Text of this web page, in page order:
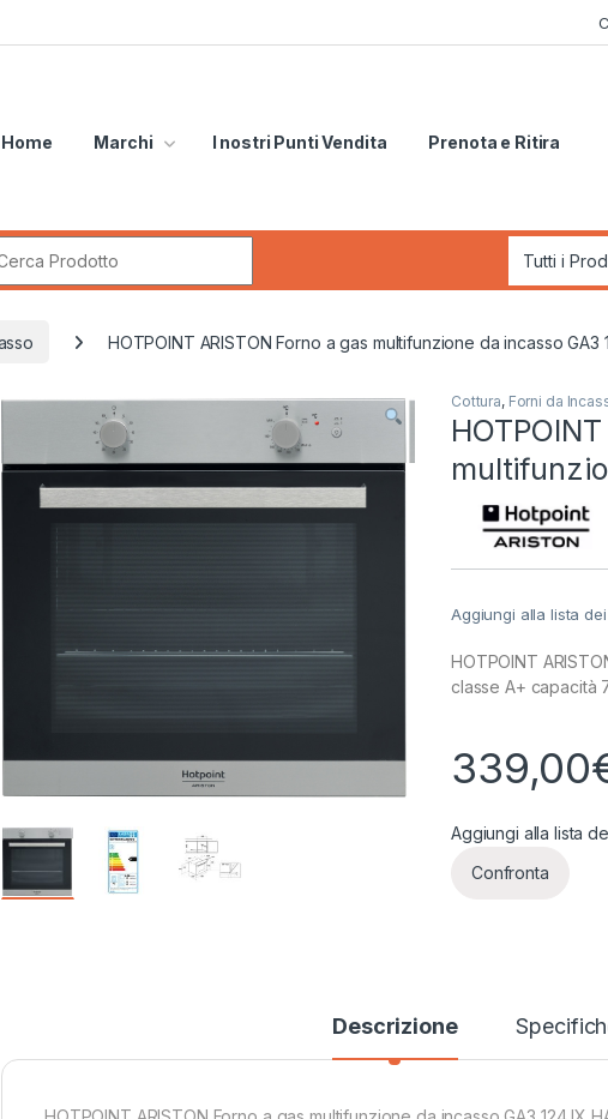
Home Marchi I nostri Punti Vendita Prenota e Ritira
HOTPOINT ARISTON Forno a gas multifunzione da incasso GA3
Cottura, Forni da
Aggiungi alla lista
HOTPOINT
classe A+ capacità
339,00
Aggiungi alla lista
Confronta
Descrizione